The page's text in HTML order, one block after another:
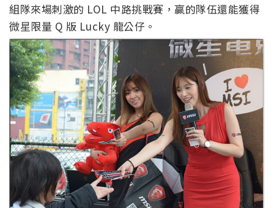
組隊來場刺激的 LOL 中路挑戰賽，贏的隊伍還能獲得
微星限量 Q 版 Lucky 龍公仔。